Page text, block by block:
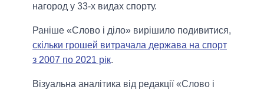
нагород у 33-х видах спорту.
Раніше «Слово і діло» вирішило подивитися,
скільки грошей витрачала держава на спорт
з 2007 по 2021 рік.
Візуальна аналітика від редакції «Слово і